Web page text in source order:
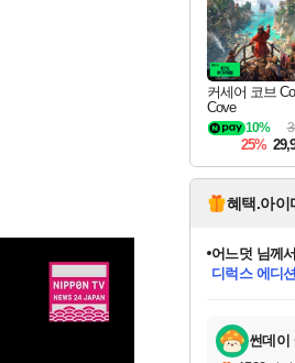
커세어 코브
Cove
10%
25%
혜택.아이
당첨되셨습
당첨되셨습
어느덧 님께
디럭스 에디
당첨되셨습
에디션 (스팀
당첨되셨습
당첨되셨습
당첨되셨습
당첨되셨습
썬데이